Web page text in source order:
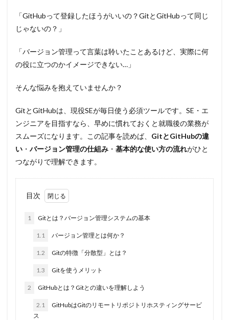
「GitHubって登録したほうがいいの？GitとGitHubって同じ
じゃないの？」
「バージョン管理って言葉は聆いたことあるけど、実際に何
の役に立つのかイメージできない…」
そんな悩みを抱えていませんか？
GitとGitHubは、現役SEが毎日使う必須ツールです。SE・エ
ンジニアを目指すなら、早めに慣れておくと就職後の業務が
スムーズになります。この記事を読めば、 GitとGitHubの違
い ・ バージョン管理の仕組み ・ 基本的な使い方の流れがひと
つながりで理解できます。
目次
1 Gitとは？バージョン管理システムの基本
1.1 バージョン管理とは何か？
1.2 Gitの特徴「分散型」とは？
1.3 Gitを使うメリット
2 GitHubとは？Gitとの違いを理解しよう
2.1
GitHubはGitのリモートリポジトリホスティングサービ
ス